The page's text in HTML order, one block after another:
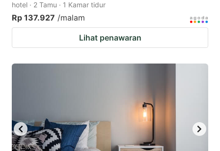
hotel · 2 Tamu · 1 Kamar tidur
Rp 137.927 /malam
Lihat penawaran